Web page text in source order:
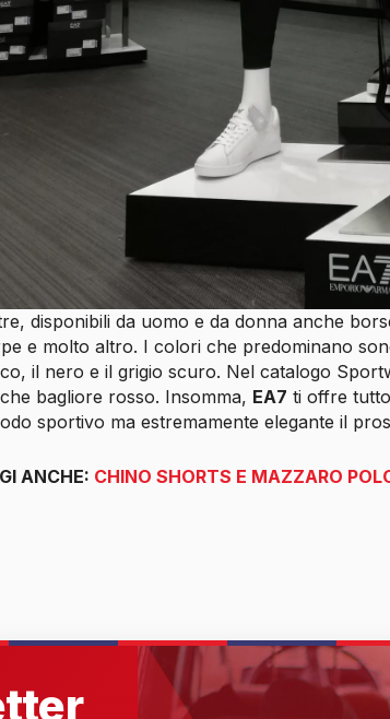
disponibili da uomo e da donna anche
e molto altro. I colori che predominano
il nero e il grigio scuro. Nel catalogo
bagliore rosso. Insomma, EA7 ti offre
sportivo ma estremamente elegante il
ANCHE: CHINO SHORTS E MAZZARO